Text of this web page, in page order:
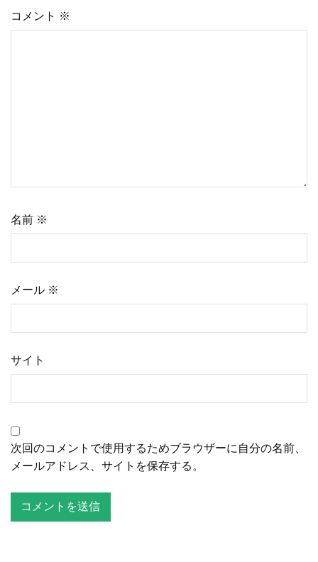
ゲ
コメント ※
名前 ※
メール ※
サイト
次回のコメントで使用するためブラウザーに自分の名前、
メールアドレス、サイトを保存する。